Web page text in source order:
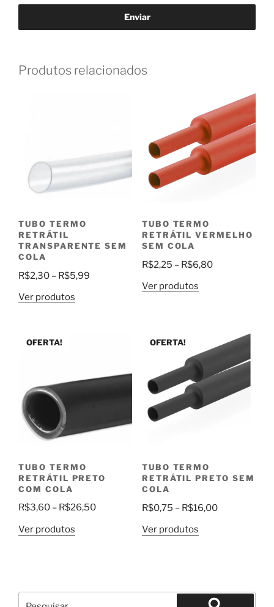
Produtos relacionados
TUBO TERMO
RETRÁTIL
TRANSPARENTE SEM
COLA
R$2,30 – R$5,99
Ver produtos
TUBO TERMO
RETRÁTIL VERMELHO
SEM COLA
R$2,25 – R$6,80Faixa
R$6,80
Ver produtos
OFERTA!
TUBO TERMO
RETRÁTIL PRETO
COM COLA
R$3,60 – R$26,50Faixa
Ver produtos
OFERTA!
TUBO TERMO
RETRÁTIL PRETO SEM
COLA
R$0,75 – R$16,00Faixa
Ver produtos